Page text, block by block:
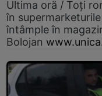
Ultima oră / Toți
în
întâmple în
Bolojan